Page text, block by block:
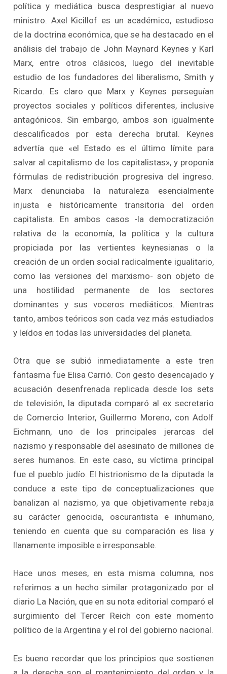
política y mediática busca desprestigiar al nuevo
ministro. Axel Kicillof es un académico, estudioso
de la doctrina económica, que se ha destacado en el
análisis del trabajo de John Maynard Keynes y Karl
Marx, entre otros clásicos, luego del inevitable
estudio de los fundadores del liberalismo, Smith y
Ricardo. Es claro que Marx y Keynes perseguían
proyectos sociales y políticos diferentes, inclusive
antagónicos. Sin embargo, ambos son igualmente
descalificados por esta derecha brutal. Keynes
advertía que «el Estado es el último límite para
salvar al capitalismo de los capitalistas», y proponía
fórmulas de redistribución progresiva del ingreso.
Marx denunciaba la naturaleza esencialmente
injusta e históricamente transitoria del orden
capitalista. En ambos casos -la democratización
relativa de la economía, la política y la cultura
propiciada por las vertientes keynesianas o la
creación de un orden social radicalmente igualitario,
como las versiones del marxismo- son objeto de
una hostilidad permanente de los sectores
dominantes y sus voceros mediáticos. Mientras
tanto, ambos teóricos son cada vez más estudiados
y leídos en todas las universidades del planeta.
Otra que se subió inmediatamente a este tren
fantasma fue Elisa Carrió. Con gesto desencajado y
acusación desenfrenada replicada desde los sets
de televisión, la diputada comparó al ex secretario
de Comercio Interior, Guillermo Moreno, con Adolf
Eichmann, uno de los principales jerarcas del
nazismo y responsable del asesinato de millones de
seres humanos. En este caso, su víctima principal
fue el pueblo judío. El histrionismo de la diputada la
conduce a este tipo de conceptualizaciones que
banalizan al nazismo, ya que objetivamente rebaja
su carácter genocida, oscurantista e inhumano,
teniendo en cuenta que su comparación es lisa y
llanamente imposible e irresponsable.
Hace unos meses, en esta misma columna, nos
referimos a un hecho similar protagonizado por el
diario La Nación, que en su nota editorial comparó el
surgimiento del Tercer Reich con este momento
político de la Argentina y el rol del gobierno nacional.
Es bueno recordar que los principios que sostienen